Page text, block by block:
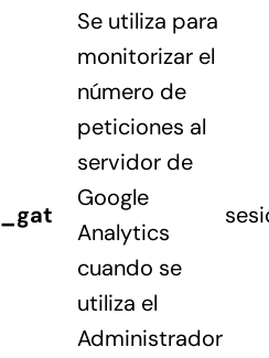
_gat
Se utiliza para
monitorizar el
número de
peticiones al
servidor de
Google
Analytics
cuando se
utiliza el
Administrador